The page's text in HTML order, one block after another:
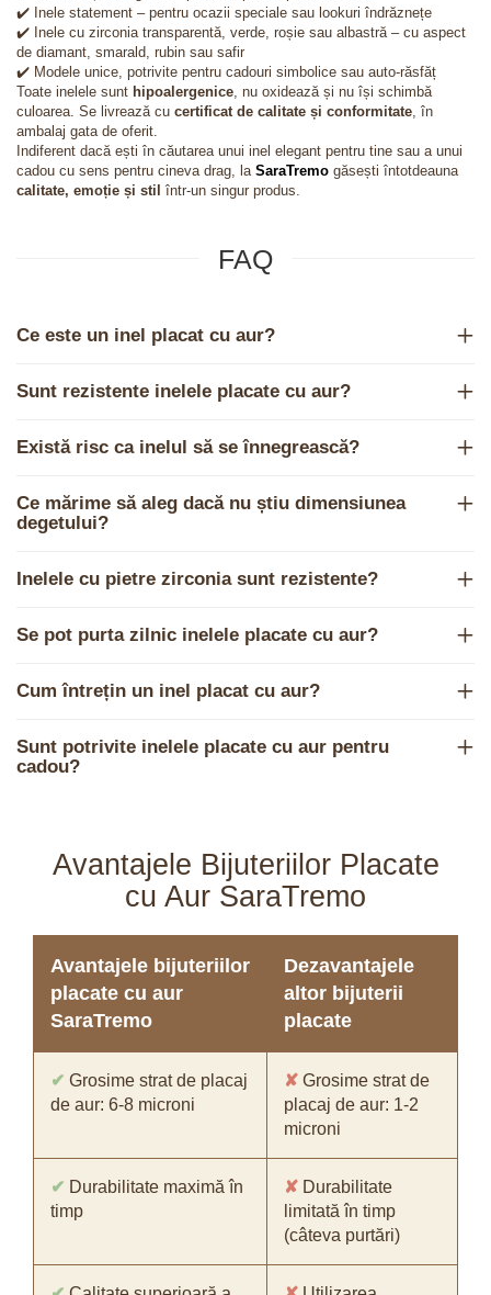
✔️ Inele statement – pentru ocazii speciale sau lookuri îndrăznețe
✔️ Inele cu zirconia transparentă, verde, roșie sau albastră – cu aspect
de diamant, smarald, rubin sau safir
✔️ Modele unice, potrivite pentru cadouri simbolice sau auto-răsfăț
Toate inelele sunt hipoalergenice, nu oxidează și nu își schimbă
culoarea. Se livrează cu certificat de calitate și conformitate, în
ambalaj gata de oferit.
Indiferent dacă ești în căutarea unui inel elegant pentru tine sau a unui
cadou cu sens pentru cineva drag, la SaraTremo găsești întotdeauna
calitate, emoție și stil într-un singur produs.
FAQ
Ce este un inel placat cu aur?
Sunt rezistente inelele placate cu aur?
Există risc ca inelul să se înnegrească?
Ce mărime să aleg dacă nu știu dimensiunea
degetului?
Inelele cu pietre zirconia sunt rezistente?
Se pot purta zilnic inelele placate cu aur?
Cum întrețin un inel placat cu aur?
Sunt potrivite inelele placate cu aur pentru
cadou?
Avantajele Bijuteriilor Placate
cu Aur SaraTremo
Avantajele bijuteriilor
placate cu aur
SaraTremo
Dezavantajele
altor bijuterii
placate
✔ Grosime strat de placaj
de aur: 6-8 microni
✘ Grosime strat de
placaj de aur: 1-2
microni
✔ Durabilitate maximă în
timp
✘ Durabilitate
limitată în timp
(câteva purtări)